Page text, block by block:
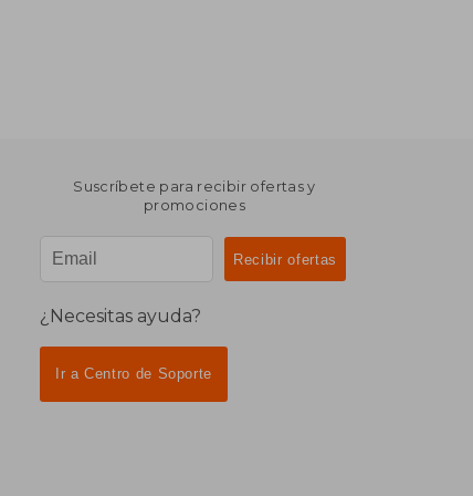
Suscríbete para recibir ofertas y
promociones
¿Necesitas ayuda?
Ir a Centro de Soporte